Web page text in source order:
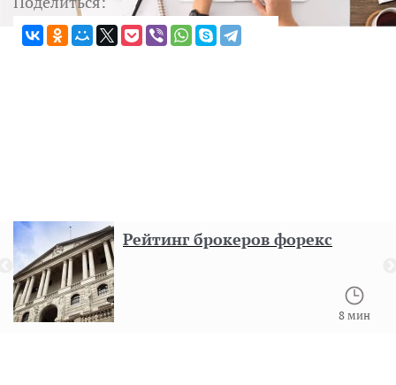
Рейтинг брокеров форекс
8 мин